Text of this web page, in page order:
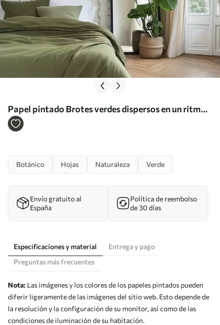
Papel pintado Brotes verdes dispersos en un ritmo
vertical, fondo crema Nr. a00818
Botánico Hojas Naturaleza Verde
Envío gratuito al
España
Política de reembolso
de 30 días
Especificaciones y material
Entrega y pago
Preguntas más frecuentes
Nota: Las imágenes y los colores de los papeles pintados pueden
diferir ligeramente de las imágenes del sitio web. Esto depende de
la resolución y la configuración de su monitor, así como de las
condiciones de iluminación de su habitación.